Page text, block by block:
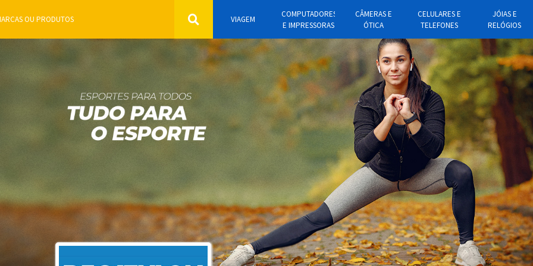
VIAGEM
COMPUTADORES
E IMPRESSORAS
CÂMERAS E
ÓTICA
CELULARES E
TELEFONES
JÓIAS E
RELÓGIOS